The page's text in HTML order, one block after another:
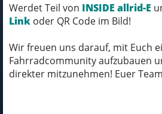
Werdet Teil von INSIDE allrid-E
Link oder QR Code im Bild!
Wir freuen uns darauf, mit Euch
Fahrradcommunity aufzubauen
direkter mitzunehmen! Euer